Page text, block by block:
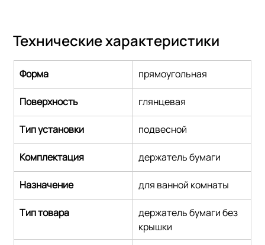
Технические характеристики
Форма прямоугольная
Поверхность глянцевая
Тип установки подвесной
Комплектация держатель бумаги
Назначение для ванной комнаты
Тип товара
держатель бумаги без
крышки